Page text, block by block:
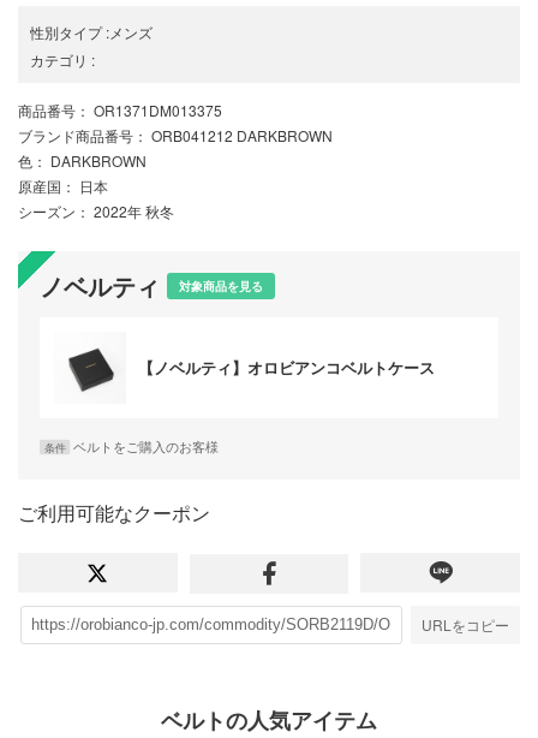
性別タイプ:メンズ
カテゴリ :
商品番号 ： OR1371DM013375
ブランド商品番号 ： ORB041212 DARKBROWN
色 ： DARKBROWN
原産国 ： 日本
シーズン ： 2022年 秋冬
ノベルティ 対象商品を見る
【ノベルティ】オロビアンコベルトケース
条件 ベルトをご購入のお客様
ご利用可能なクーポン
URLをコピー
ベルトの人気アイテム